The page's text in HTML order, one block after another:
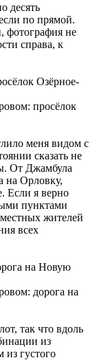
десять
по прямой.
фотография не
справа, к
просёлок
меня видом с
сказать не
От Джамбула
на Орловку,
Если я верно
пунктами
жителей
всех
дорога на
так что вдоль
из
из густого